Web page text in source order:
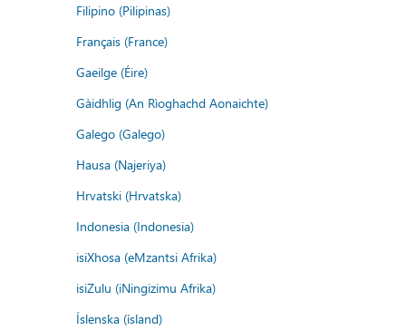
Filipino (Pilipinas)
Français (France)
Gaeilge (Éire)
Gàidhlig (An Rìoghachd Aonaichte)
Galego (Galego)
Hausa (Najeriya)
Hrvatski (Hrvatska)
Indonesia (Indonesia)
isiXhosa (eMzantsi Afrika)
isiZulu (iNingizimu Afrika)
Íslenska (ísland)